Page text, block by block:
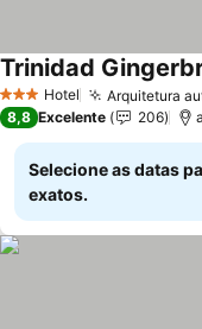
3 EstrelasHotel Arquitetura
Trinidad
8,8 Excelente 206
Selecione as datas
exatos.